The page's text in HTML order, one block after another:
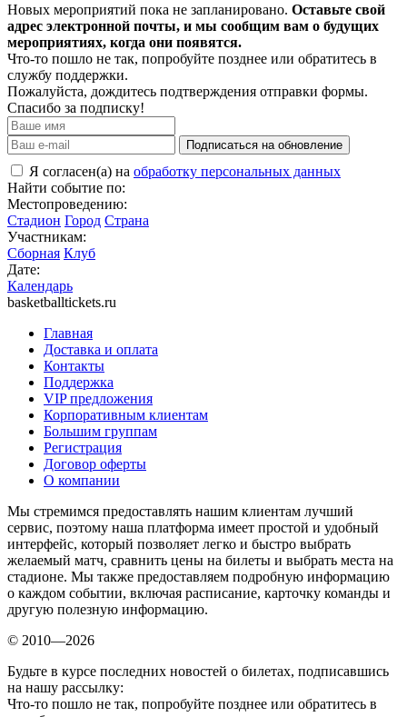
Новых мероприятий пока не запланировано. Оставьте свой
адрес электронной почты, и мы сообщим вам о будущих
мероприятиях, когда они появятся.
Что-то пошло не так, попробуйте позднее или обратитесь в
службу поддержки.
Пожалуйста, дождитесь подтверждения отправки формы.
Спасибо за подписку!
Подписаться на обновление
Я согласен(а) на обработку персональных данных
Найти событие по:
Местопроведению:
Стадион Город Страна
Участникам:
Сборная Клуб
Дате:
Календарь
basketballtickets.ru
Главная
Доставка и оплата
Контакты
Поддержка
VIP предложения
Корпоративным клиентам
Большим группам
Регистрация
Договор оферты
О компании
Мы стремимся предоставлять нашим клиентам лучший
сервис, поэтому наша платформа имеет простой и удобный
интерфейс, который позволяет легко и быстро выбрать
желаемый матч, сравнить цены на билеты и выбрать места на
стадионе. Мы также предоставляем подробную информацию
о каждом событии, включая расписание, карточку команды и
другую полезную информацию.
© 2010—2026
Будьте в курсе последних новостей о билетах, подписавшись
на нашу рассылку:
Что-то пошло не так, попробуйте позднее или обратитесь в